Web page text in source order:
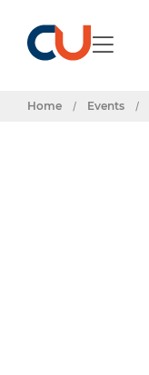
Home / Events /